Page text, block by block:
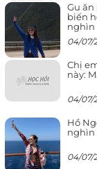
Gu ăn
biến
nghìn
04/07/
Chị
này:
04/07/
Hồ
nghìn
04/07/